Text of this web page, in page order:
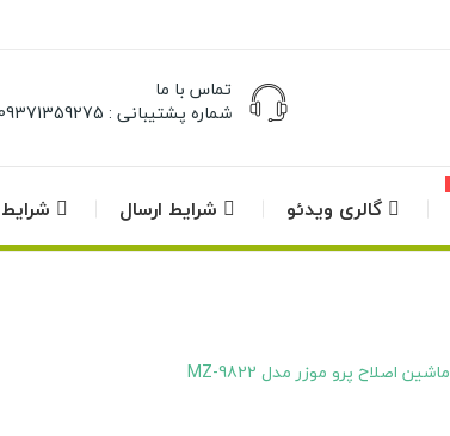
تماس با ما
شماره پشتیبانی : 09371359275
گالری ویدئو شرایط ارسال
ماشین اصلاح پرو موزر مدل MZ-9822